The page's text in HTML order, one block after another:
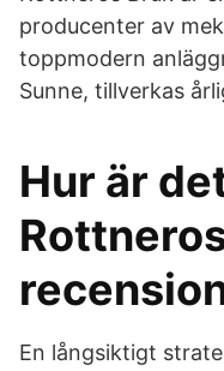
producenter av
toppmodern
Sunne, tillverkas
Hur är
En långsiktigt